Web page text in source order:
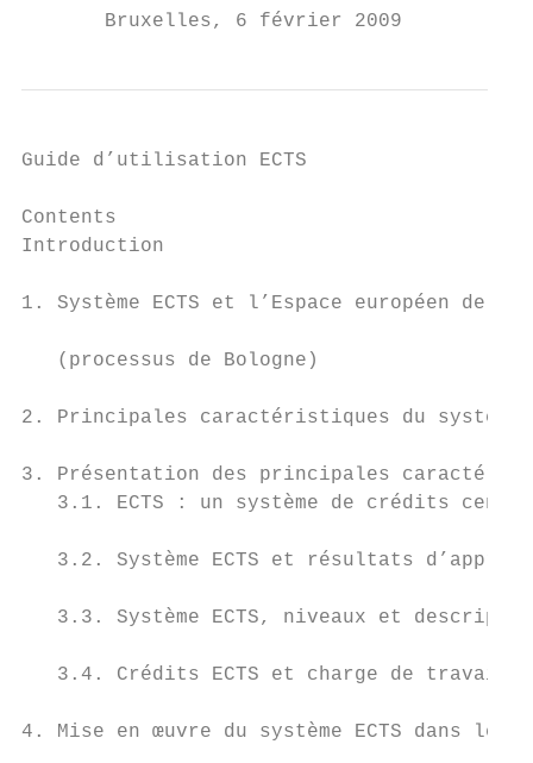
       Bruxelles, 6 février 2009
Guide d’utilisation ECTS
Contents
Introduction
1. Système ECTS et l’Espace européen de
(processus de Bologne)
2. Principales caractéristiques du
3. Présentation des principales
3.1. ECTS : un système de crédits
3.2. Système ECTS et résultats
3.3. Système ECTS, niveaux et
3.4. Crédits ECTS et charge de travail
4. Mise en œuvre du système ECTS dans